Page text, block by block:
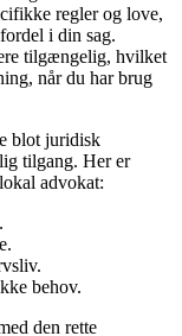
regler og love,
i din sag.
tilgængelig, hvilket
når du har brug
blot juridisk
tilgang. Her er
advokat:
behov.
den rette